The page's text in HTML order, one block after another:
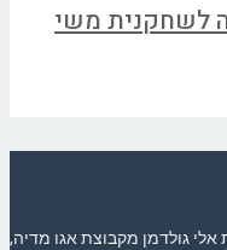
לשחקנית משי
גולדמן מקבוצת אגו מדיה,